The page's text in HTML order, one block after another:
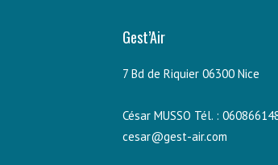
Gest’Air
7 Bd de Riquier 06300 Nice
César MUSSO Tél. :
cesar@gest-air.com